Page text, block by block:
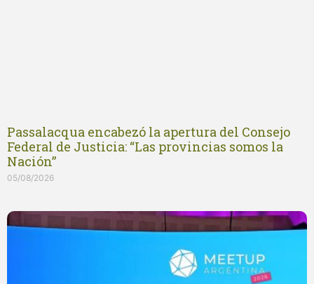
Passalacqua encabezó la apertura del Consejo
Federal de Justicia: “Las provincias somos la
Nación”
05/08/2026